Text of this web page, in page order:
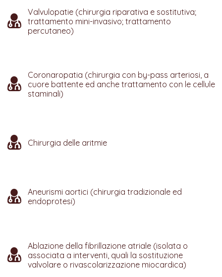
Valvulopatie (chirurgia riparativa e sostitutiva;
trattamento mini-invasivo; trattamento
percutaneo)
Coronaropatia (chirurgia con by-pass arteriosi, a
cuore battente ed anche trattamento con le cellule
staminali)
Chirurgia delle aritmie
Aneurismi aortici (chirurgia tradizionale ed
endoprotesi)
Ablazione della fibrillazione atriale (isolata o
associata a interventi, quali la sostituzione
valvolare o rivascolarizzazione miocardica)